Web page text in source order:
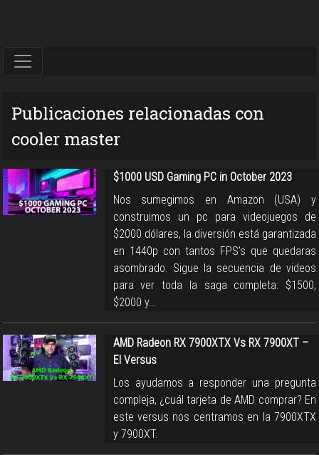
Publicaciones relacionadas con
cooler master
$1000 USD Gaming PC in October 2023
Nos sumegimos en Amazon (USA) y
construimos un pc para videojuegos de
$2000 dólares, la diversión está garantizada
en 1440p con tantos FPS's que quedaras
asombrado. Sigue la secuencia de videos
para ver toda la saga completa: $1500,
$2000 y…
AMD Radeon RX 7900XTX Vs RX 7900XT –
El Versus
Los ayudamos a responder una pregunta
compleja, ¿cuál tarjeta de AMD comprar? En
este versus nos centramos en la 7900XTX
y 7900XT.